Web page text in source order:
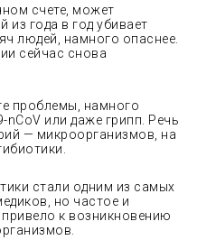
счете, может
из года в год убивает
людей, намного опаснее.
сейчас снова
проблемы, намного
nCoV или даже грипп. Речь
— микроорганизмов, на
стали одним из самых
но частое и
к возникновению